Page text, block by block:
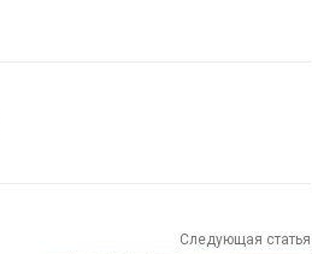
Следующая статья